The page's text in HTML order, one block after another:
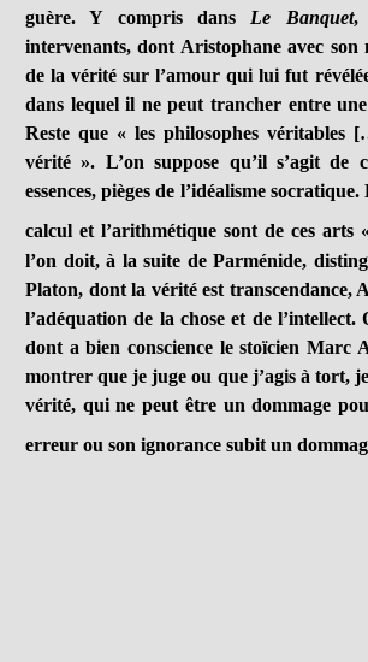
guère. Y compris dans Le Banquet,
intervenants, dont Aristophane avec son
de la vérité sur l’amour qui lui fut
dans lequel il ne peut trancher entre
Reste que « les philosophes véritables
vérité ». L’on suppose qu’il s’agit de
essences, pièges de l’idéalisme
calcul et l’arithmétique sont de ces arts
l’on doit, à la suite de Parménide,
Platon, dont la vérité est transcendance,
l’adéquation de la chose et de
dont a bien conscience le stoïcien Marc
montrer que je juge ou que j’agis à tort,
vérité, qui ne peut être un dommage
erreur ou son ignorance subit un